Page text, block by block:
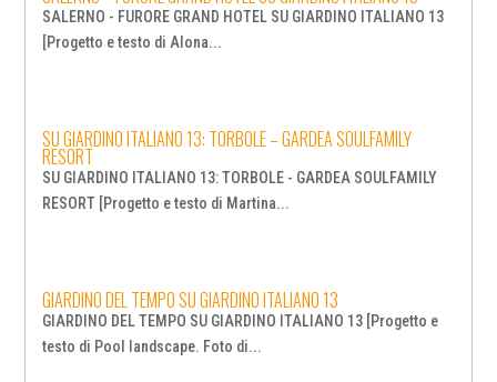
SALERNO - FURORE GRAND HOTEL SU GIARDINO ITALIANO 13
[Progetto e testo di Alona...
SU GIARDINO ITALIANO 13: TORBOLE – GARDEA SOULFAMILY
RESORT
SU GIARDINO ITALIANO 13: TORBOLE - GARDEA SOULFAMILY
RESORT [Progetto e testo di Martina...
GIARDINO DEL TEMPO SU GIARDINO ITALIANO 13
GIARDINO DEL TEMPO SU GIARDINO ITALIANO 13 [Progetto e
testo di Pool landscape. Foto di...